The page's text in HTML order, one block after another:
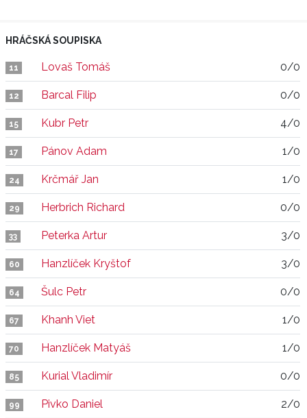
HRÁČSKÁ SOUPISKA
11 Lovaš Tomáš 0/0
12 Barcal Filip 0/0
15 Kubr Petr 4/0
17 Pánov Adam 1/0
24 Krčmář Jan 1/0
29 Herbrich Richard 0/0
33 Peterka Artur 3/0
60 Hanzlíček Kryštof 3/0
64 Šulc Petr 0/0
67 Khanh Viet 1/0
70 Hanzlíček Matyáš 1/0
85 Kurial Vladimír 0/0
99 Pivko Daniel 2/0